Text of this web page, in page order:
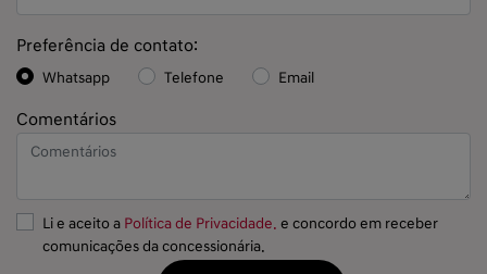
Preferência de contato:
Whatsapp Telefone Email
Comentários
Li e aceito a Política de Privacidade. e concordo em receber
comunicações da concessionária.